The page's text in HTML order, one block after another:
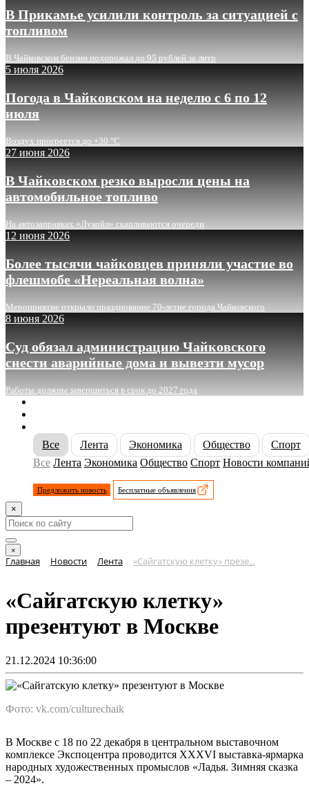
В Прикамье усилили контроль за ситуацией с
топливом
В Чайковском бензин подорожал до 95 рублей за литр
5 июля 2026
Погода в Чайковском на неделю с 6 по 12
июля
Воздух прогреется до +30 °C
27 июня 2026
В Чайковском резко выросли цены на
автомобильное топливо
На автозаправках «Лукойл» скапливаются очереди
12 июня 2026
Более тысячи чайковцев приняли участие во
флешмобе «Нереальная волна»
Мероприятие открыло празднование 70-летие города Чайковского
8 июня 2026
Суд обязал администрацию Чайковского
снести аварийные дома и вывезти мусор
Работы должны завершиться в срок до 2027 года
Все
Лента Экономика Общество
Спорт
Все Лента Экономика Общество Спорт Новости
Предложить новость Бесплатные объявления
×
×
Главная Новости Лента «Сайгатскую клетку» презе...
«Сайгатскую клетку»
презентуют в Москве
21.12.2024 10:36:00
Фото: vk.com/culturechaik
В Москве с 18 по 22 декабря в центральном выставочном
комплексе Экспоцентра проводится ХХХVI выставка-ярмарка
народных художественных промыслов «Ладья. Зимняя сказка
– 2024».